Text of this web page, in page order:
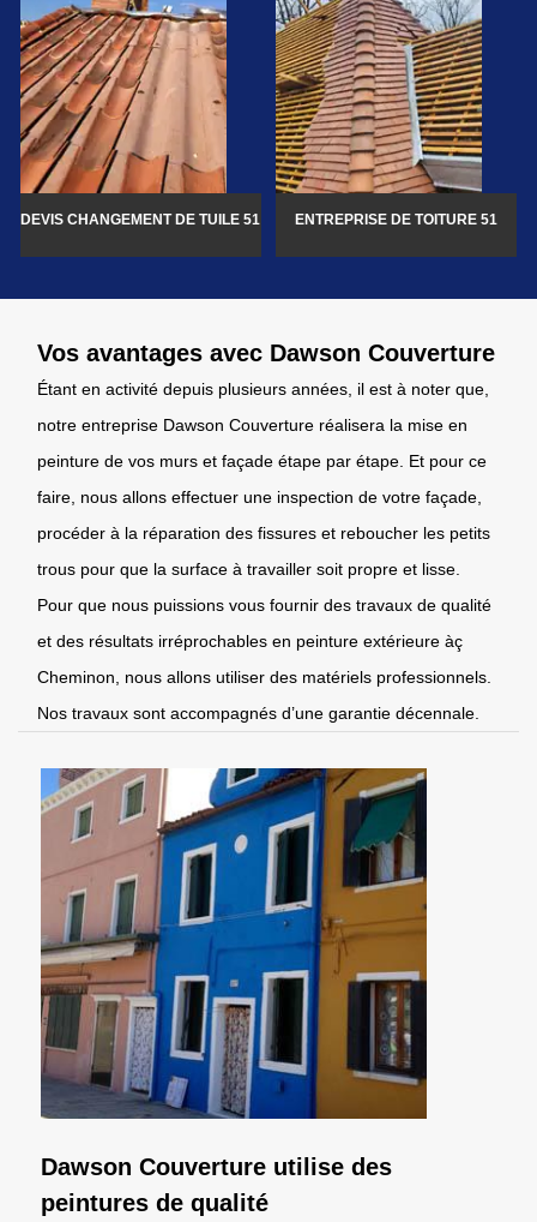
DEVIS CHANGEMENT DE TUILE 51 ENTREPRISE DE TOITURE 51
Vos avantages avec Dawson Couverture
Étant en activité depuis plusieurs années, il est à noter que,
notre entreprise Dawson Couverture réalisera la mise en
peinture de vos murs et façade étape par étape. Et pour ce
faire, nous allons effectuer une inspection de votre façade,
procéder à la réparation des fissures et reboucher les petits
trous pour que la surface à travailler soit propre et lisse.
Pour que nous puissions vous fournir des travaux de qualité
et des résultats irréprochables en peinture extérieure àç
Cheminon, nous allons utiliser des matériels professionnels.
Nos travaux sont accompagnés d’une garantie décennale.
Dawson Couverture utilise des
peintures de qualité